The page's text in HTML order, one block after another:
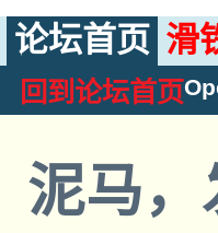
论坛首页 滑
回到论坛首页
泥马